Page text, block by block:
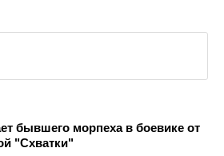
бывшего морпеха в боевике от
"Схватки"